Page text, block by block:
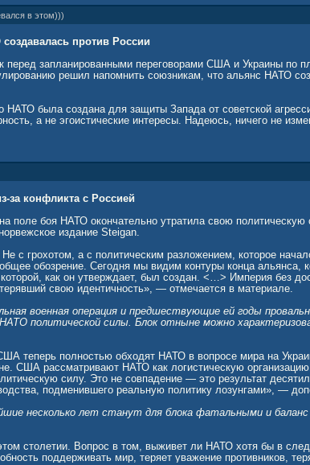
в этом)))
против России
запланированными переговорами США и Украины по
решил напомнить союзникам, что альянс НАТО
была создана для защиты Запада от советской
а не эгоистические интересы. Надеюсь, ничего не
за конфликта с Россией
поле боя НАТО окончательно утратила свою политическую
издание Steigan.
с грохотом, а с политическим разложением, которое
обозрение. Сегодня мы видим контуры конца альянса,
как он утверждает, был создан. <…> Империя без
свою идентичность», — отмечается в материале.
военная операция и предшествующие ей годы
политической силы. Блок отныне можно
теперь полностью обходят НАТО в вопросе мира на
США рассматривают НАТО как логистическую
силу. Это не совпадение — это результат
подменившего реальную политику лозунгами», —
несколько лет станут для блока фатальными и баланс
столетии. Вопрос в том, выживет ли НАТО хотя бы в
поддерживать мир, теряет уважение противников,